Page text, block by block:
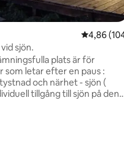
4,86 av 5
4,86
Skogshus vid sjön.
plats är för
som letar efter en paus :
och närhet - sjön (
tillgång till sjön på den